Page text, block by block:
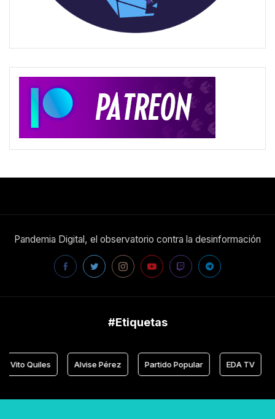
Pandemia Digital, el observatorio contra la desinformación
#Etiquetas
Vito Quiles Alvise Pérez Partido Popular EDA TV